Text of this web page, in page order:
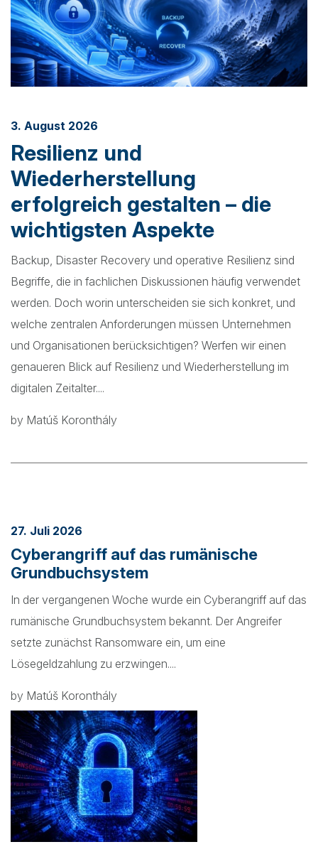
3. August 2026
Resilienz und
Wiederherstellung
erfolgreich gestalten – die
wichtigsten Aspekte
Backup, Disaster Recovery und operative Resilienz sind
Begriffe, die in fachlichen Diskussionen häufig verwendet
werden. Doch worin unterscheiden sie sich konkret, und
welche zentralen Anforderungen müssen Unternehmen
und Organisationen berücksichtigen? Werfen wir einen
genaueren Blick auf Resilienz und Wiederherstellung im
digitalen Zeitalter....
by Matúš Koronthály
27. Juli 2026
Cyberangriff auf das rumänische
Grundbuchsystem
In der vergangenen Woche wurde ein Cyberangriff auf das
rumänische Grundbuchsystem bekannt. Der Angreifer
setzte zunächst Ransomware ein, um eine
Lösegeldzahlung zu erzwingen....
by Matúš Koronthály